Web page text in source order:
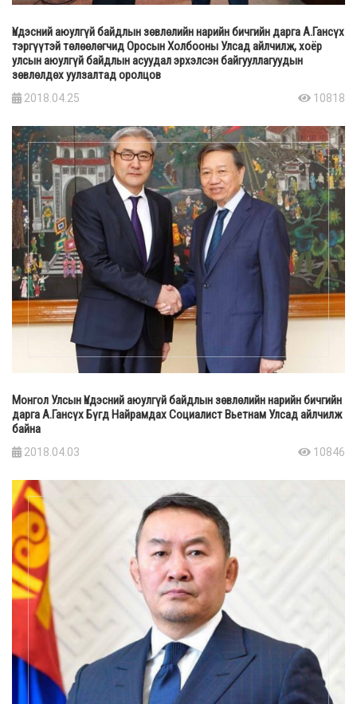
Үндэсний аюулгүй байдлын зөвлөлийн нарийн бичгийн дарга А.Гансүх
тэргүүтэй төлөөлөгчид Оросын Холбооны Улсад айлчилж, хоёр
улсын аюулгүй байдлын асуудал эрхэлсэн байгууллагуудын
зөвлөлдөх уулзалтад оролцов
2018.04.25 10818
Монгол Улсын Үндэсний аюулгүй байдлын зөвлөлийн нарийн бичгийн
дарга А.Гансүх Бүгд Найрамдах Социалист Вьетнам Улсад айлчилж
байна
2018.04.03 10846